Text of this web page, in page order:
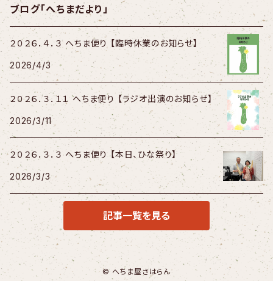
ブログ「へちまだより」
２０２６．４．３ へちま便り 【臨時休業のお知らせ】
2026/4/3
２０２６．３．１１ へちま便り 【ラジオ出演のお知らせ】
2026/3/11
２０２６．３．３ へちま便り 【本日、ひな祭り】
2026/3/3
記事一覧を見る
© へちま屋さはらん